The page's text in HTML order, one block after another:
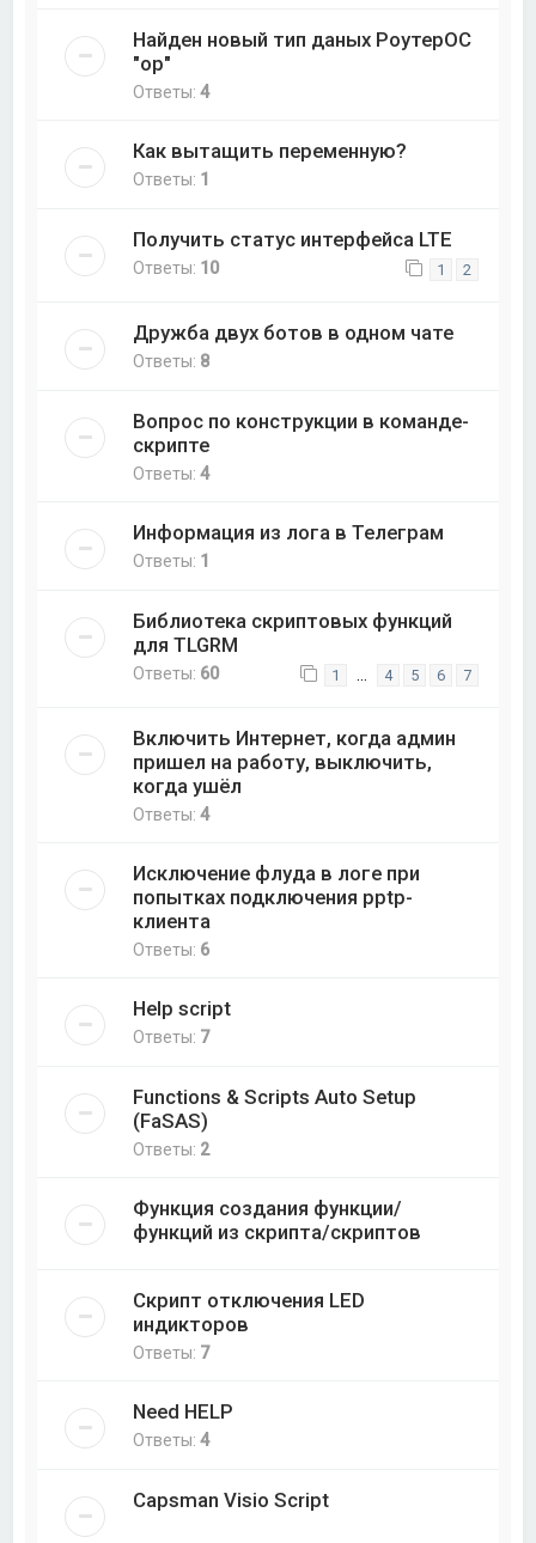
Найден новый тип даных РоутерОС
"op"
Ответы:4
Как вытащить переменную?
Ответы: 1
Получить статус интерфейса LTE
Ответы: 10 1 2
Дружба двух ботов в одном чате
Ответы: 8
Вопрос по конструкции в команде-
скрипте
Ответы:4
Информация из лога в Телеграм
Ответы: 1
Библиотека скриптовых функций
для TLGRM
Ответы: 60 1 4 5 6 7
Включить Интернет, когда админ
пришел на работу, выключить,
когда ушёл
Ответы:4
Исключение флуда в логе при
попытках подключения pptp-
клиента
Ответы: 6
Help script
Ответы: 7
Functions & Scripts Auto Setup
(FaSAS)
Ответы: 2
Функция создания функции/
функций из скрипта/скриптов
Скрипт отключения LED
индикторов
Ответы: 7
Need HELP
Ответы:4
Capsman Visio Script